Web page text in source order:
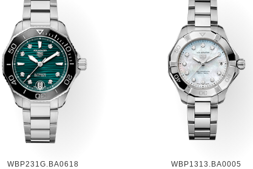
WBP231G.BA0618
WBP1313.BA0005